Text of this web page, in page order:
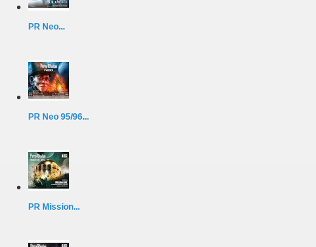
PR Neo...
PR Neo 95/96...
PR Mission...